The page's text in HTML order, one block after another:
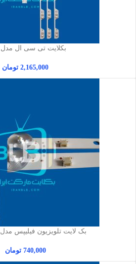
بکلایت تی سی ال مدل 43P1
2,165,000 تومان
بک لایت تلویزیون فیلیپس مدل 32PHT4002
740,000 تومان